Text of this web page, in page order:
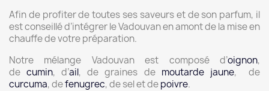
Afin de profiter de toutes ses saveurs et de son parfum, il
est conseillé d’intégrer le Vadouvan en amont de la mise en
chauffe de votre préparation.
Notre mélange Vadouvan est composé d’oignon,
decumin, d’ail, de graines de moutarde jaune, de
curcuma, defenugrec, de sel et depoivre.